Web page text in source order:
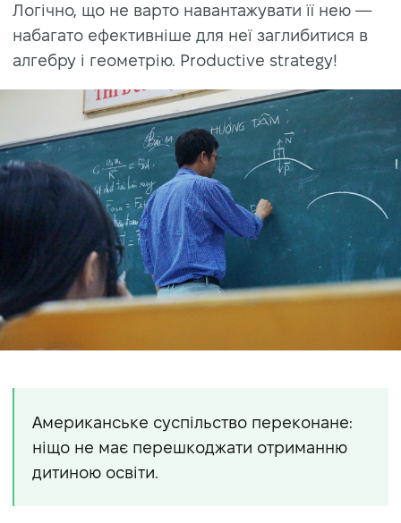
Логічно, що не варто навантажувати її нею —
набагато ефективніше для неї заглибитися в
алгебру і геометрію. Productive strategy!
Американське суспільство переконане:
ніщо не має перешкоджати отриманню
дитиною освіти.